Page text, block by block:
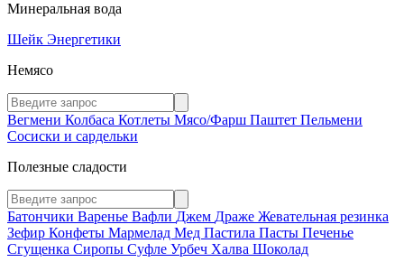
Минеральная вода
Шейк Энергетики
Немясо
Вегмени Колбаса Котлеты Мясо/Фарш Паштет Пельмени
Сосиски и сардельки
Полезные сладости
Батончики Варенье Вафли Джем Драже Жевательная резинка
Зефир Конфеты Мармелад Мед Пастила Пасты Печенье
Сгущенка Сиропы Суфле Урбеч Халва Шоколад